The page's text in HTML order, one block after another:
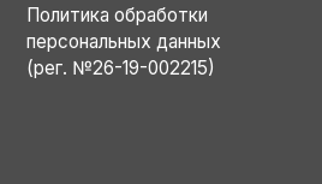
Политика обработки
персональных данных
(рег. №26-19-002215)